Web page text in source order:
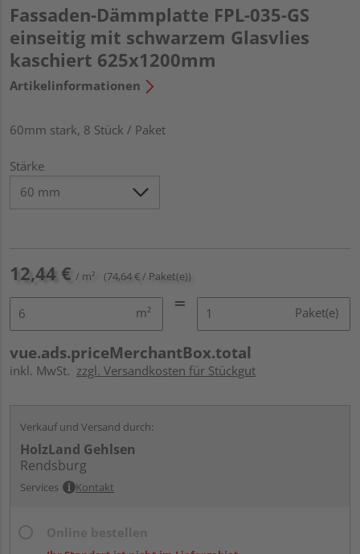
Fassaden-Dämmplatte FPL-035-GS
einseitig mit schwarzem Glasvlies
kaschiert 625x1200mm
Artikelinformationen
60mm stark, 8 Stück / Paket
Stärke
12,44 € / m² (74,64 € / Paket(e))
m² Paket(e)
vue.ads.priceMerchantBox.total
inkl. MwSt. zzgl. Versandkosten für Stückgut
Verkauf und Versand durch:
HolzLand Gehlsen
Rendsburg
Services Kontakt